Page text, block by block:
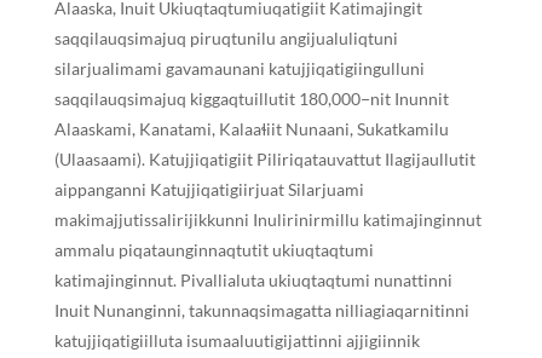
Alaaska, Inuit Ukiuqtaqtumiuqatigiit Katimajingit
saqqilauqsimajuq piruqtunilu angijualuliqtuni
silarjualimami gavamaunani katujjiqatigiingulluni
saqqilauqsimajuq kiggaqtuillutit 180,000−nit Inunnit
Alaaskami, Kanatami, Kalaaɬiit Nunaani, Sukatkamilu
(Ulaasaami). Katujjiqatigiit Piliriqatauvattut Ilagijaullutit
aippanganni Katujjiqatigiirjuat Silarjuami
makimajjutissalirijikkunni Inulirinirmillu katimajinginnut
ammalu piqataunginnaqtutit ukiuqtaqtumi
katimajinginnut. Pivallialuta ukiuqtaqtumi nunattinni
Inuit Nunanginni, takunnaqsimagatta nilliagiaqarnitinni
katujjiqatigiilluta isumaaluutigijattinni ajjigiinnik